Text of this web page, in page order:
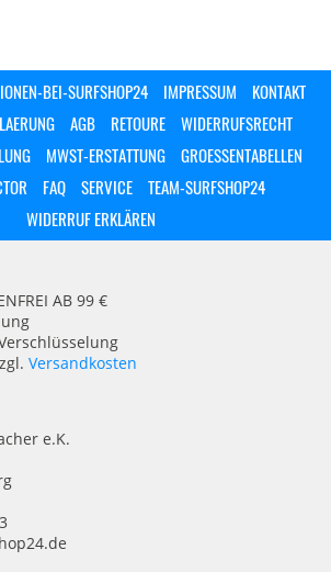
BEI-SURFSHOP24 IMPRESSUM
KONTAKT
AGB RETOURE
WIDERRUFSRECHT
MWST-ERSTATTUNG
GROESSENTABELLEN
FAQ SERVICE
TEAM-SURFSHOP24
WIDERRUF ERKLÄREN
AB 99 €
Versandkosten
e.K.